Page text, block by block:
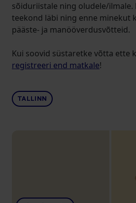
sõiduriistale ning oludele/ilmale.
teekond läbi ning enne minekut
pääste- ja manööverdusvõtteid.
Kui soovid süstaretke võtta ette
registreeri end matkale!
TALLINN